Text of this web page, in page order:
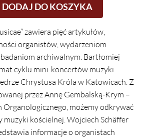
DODAJ DO KOSZYKA
zawiera pięć artykułów,
organistów, wydarzeniom
archiwalnym. Bartłomiej
cyklu mini-koncertów muzyki
Chrystusa Króla w Katowicach. Z
przez Annę Gembalską-Krym –
możemy odkrywać
muzyki kościelnej. Wojciech Schäffer
informacje o organistach